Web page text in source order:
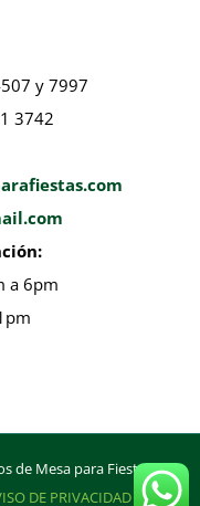
y 7997
3742
a 6pm
de Mesa para Fiestas
DE PRIVACIDAD